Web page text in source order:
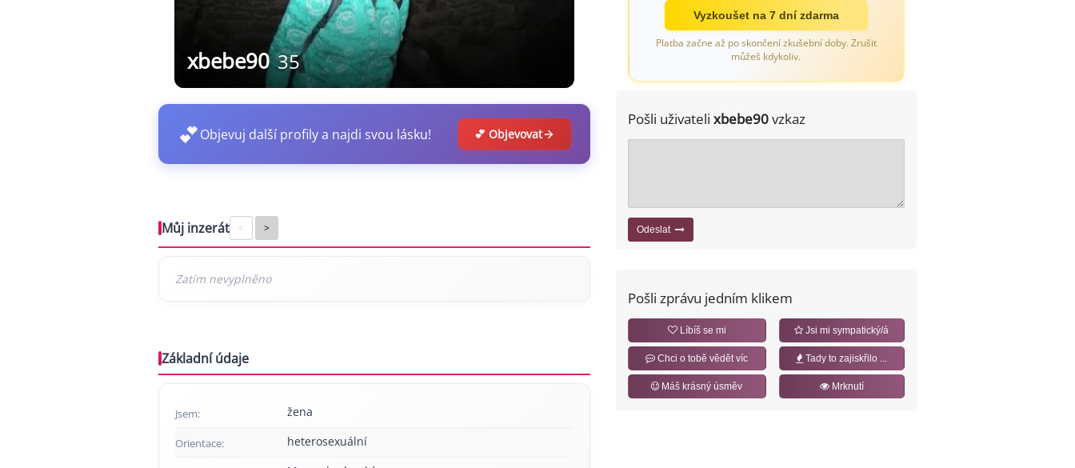
xbebe90 35
💕Objevuj další profily a najdi svou lásku! 💕 Objevovat
Můj inzerát < >
Základní údaje
Jsem: žena
Orientace: heterosexuální
Vyzkoušet na 7 dní zdarma
Platba začne až po skončení zkušební doby. Zrušit
můžeš kdykoliv.
Pošli uživateli xbebe90vzkaz
Odeslat
Pošli zprávu jedním klikem
Líbíš se mi Jsi mi sympatický/á
Chci o tobě vědět víc Tady to zajiskřilo ...
Máš krásný úsměv Mrknutí